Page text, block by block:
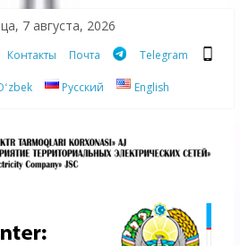
7 августа, 2026
Контакты Почта Telegram
Русский English